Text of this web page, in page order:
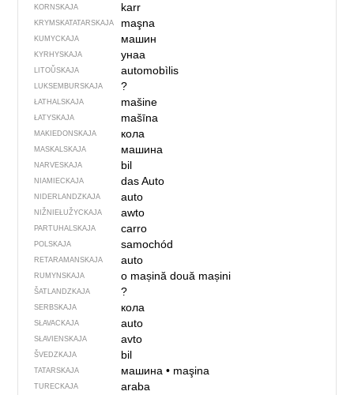
KORNSKAJA karr
KRYMSKA­TATARSKAJA maşna
KUMYCKAJA машин
KYRHYSKAJA унаа
LITOŬSKAJA automobìlis
LUKSEMBURSKAJA ?
ŁATHALSKAJA mašine
ŁATYSKAJA mašīna
MAKIEDONSKAJA кола
MASKALSKAJA машина
NARVESKAJA bil
NIAMIECKAJA das Auto
NIDERLANDZKAJA auto
NIŽNIEŁUŽYCKAJA awto
PARTUHALSKAJA carro
POLSKAJA samochód
RETARAMANSKAJA auto
RUMYNSKAJA o mașinădouă mașini
ŠATLANDZKAJA ?
SERBSKAJA кола
SŁAVACKAJA auto
SŁAVIENSKAJA avto
ŠVEDZKAJA bil
TATARSKAJA машина• maşina
TURECKAJA araba